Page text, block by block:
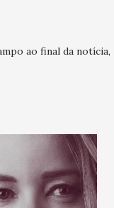
ao final da notícia,